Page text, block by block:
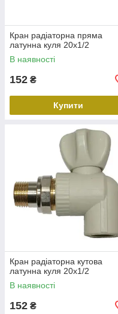
Кран радіаторна пряма
латунна куля 20х1/2
В наявності
152 ₴
Купити
Кран радіаторна кутова
латунна куля 20х1/2
В наявності
152 ₴